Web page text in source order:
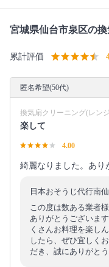
宮城県仙台市泉区の
累計評価
匿名希望(50代)
換気扇クリーニング(レン
楽して
4.00
綺麗なりました。あり
日本おそうじ代行南
この度は数ある業者
ありがとうございま
くさんお料理を楽し
したら、ぜひ宜しく
だき、誠にありがと